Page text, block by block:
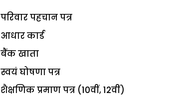
परिवार पहचान पत्र
आधार कार्ड
बैंक खाता
स्वयं घोषणा पत्र
शैक्षणिक प्रमाण पत्र (10वीं, 12वीं)